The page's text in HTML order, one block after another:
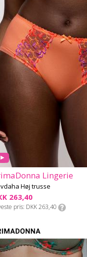
Lingerie
Høj trusse
263,40
pris DKK 263,40